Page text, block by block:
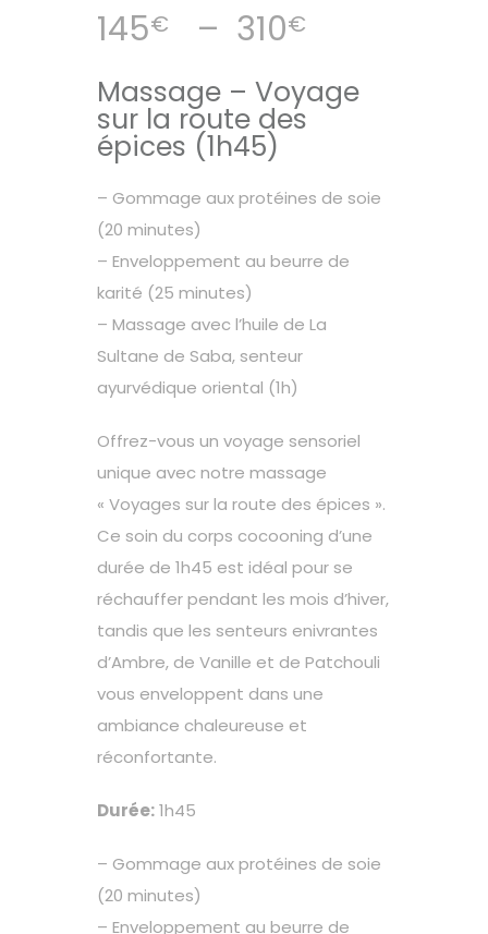
145€ – 310€
prix :
310€
Massage – Voyage
sur la route des
épices (1h45)
– Gommage aux protéines de soie
(20 minutes)
– Enveloppement au beurre de
karité (25 minutes)
– Massage avec l’huile de La
Sultane de Saba, senteur
ayurvédique oriental (1h)
Offrez-vous un voyage sensoriel
unique avec notre massage
« Voyages sur la route des épices ».
Ce soin du corps cocooning d’une
durée de 1h45 est idéal pour se
réchauffer pendant les mois d’hiver,
tandis que les senteurs enivrantes
d’Ambre, de Vanille et de Patchouli
vous enveloppent dans une
ambiance chaleureuse et
réconfortante.
Durée:1h45
– Gommage aux protéines de soie
(20 minutes)
– Enveloppement au beurre de